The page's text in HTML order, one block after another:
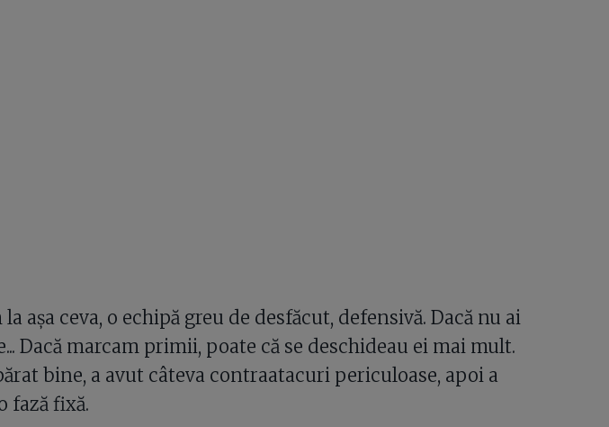
așa ceva, o echipă greu de desfăcut, defensivă. Dacă nu ai
Dacă marcam primii, poate că se deschideau ei mai mult.
bine, a avut câteva contraatacuri periculoase, apoi a
fază fixă.